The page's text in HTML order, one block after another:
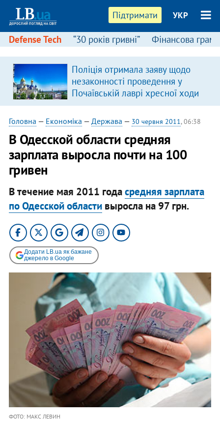
Підтримати УКР
Defense Tech “30 років гривні” Фінансова
Поліція отримала заяву щодо
незаконності проведення у
Почаївській лаврі хресної ходи
Головна — Економіка — Держава — 30 червня 2011, 06:38
В Одесской области средняя
зарплата выросла почти на 100
гривен
В течение мая 2011 годасредняя зарплата
по Одесской областивыросла на 97 грн.
Додати LB.ua як бажане
джерело в Google
ФОТО: МАКС ЛЕВИН